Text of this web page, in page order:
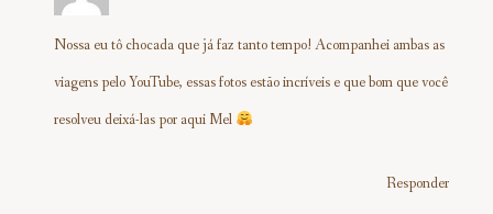
Nossa eu tô chocada que já faz tanto tempo! Acompanhei ambas as
viagens pelo YouTube, essas fotos estão incríveis e que bom que você
resolveu deixá-las por aqui Mel
Responder